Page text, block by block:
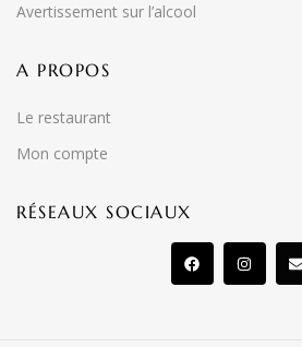
Avertissement sur l’alcool
A PROPOS
Le restaurant
Mon compte
RÉSEAUX SOCIAUX